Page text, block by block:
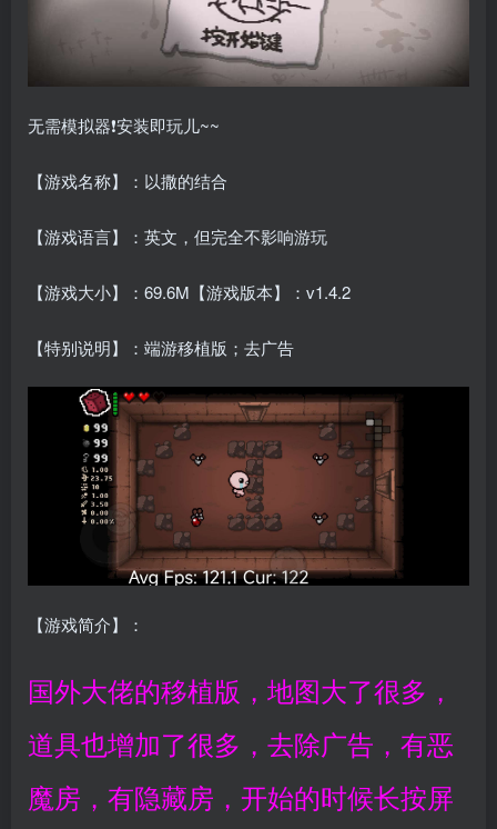
无需模拟器❗安装即玩儿~~
【游戏名称】：以撒的结合
【游戏语言】：英文，但完全不影响游玩
【游戏大小】：69.6M【游戏版本】：v1.4.2
【特别说明】：端游移植版；去广告
【游戏简介】：
国外大佬的移植版，地图大了很多，
道具也增加了很多，去除广告，有恶
魔房，有隐藏房，开始的时候长按屏